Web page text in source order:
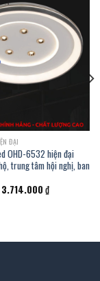
ĐẠI
OHD-6532 hiện đại
trung tâm hội nghị, ban
Giá
gốc
3.714.000 ₫Giá
hiện